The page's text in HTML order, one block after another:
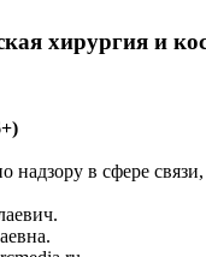
хирургия и
надзору в сфере